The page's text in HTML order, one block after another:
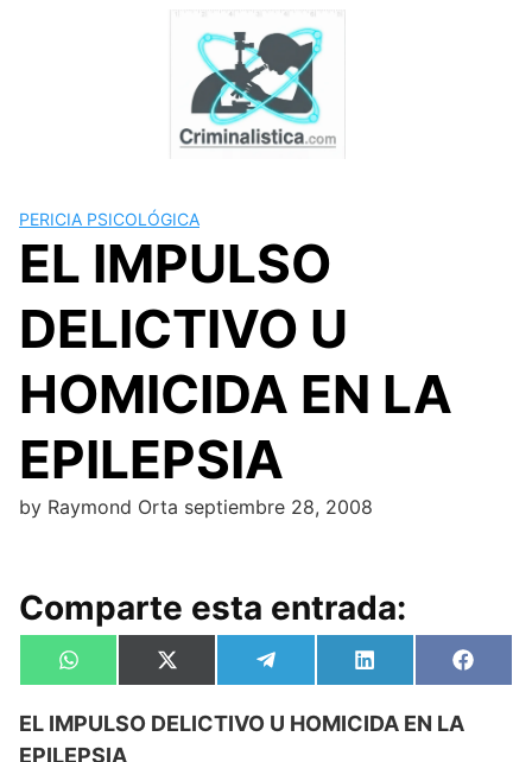
PERICIA PSICOLÓGICA
EL IMPULSO
DELICTIVO U
HOMICIDA EN LA
EPILEPSIA
by Raymond Orta septiembre 28, 2008
Comparte esta entrada:
Compartir
en
W
h
t
s
Compartir
en
X
(
w
Compartir
en
e
e
Compartir
en
L
i
k
en
F
a
EL IMPULSO DELICTIVO U HOMICIDA EN LA
EPILEPSIA